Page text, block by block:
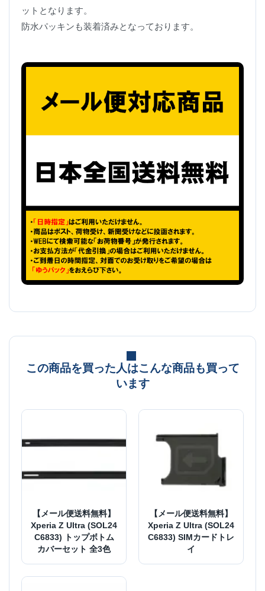
ットとなります。
防水パッキンも装着済みとなっております。
この商品を買った人はこんな商品も買って
います
【メール便送料無料】
Xperia Z Ultra (SOL24
C6833) トップボトム
カバーセット 全3色
【メール便送料無料】
Xperia Z Ultra (SOL24
C6833) SIMカードトレ
イ